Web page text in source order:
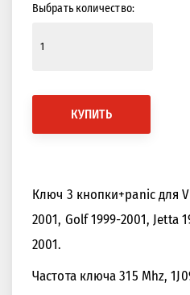
Выбрать количество:
КУПИТЬ
Ключ 3 кнопки+panic для
2001, Golf 1999-2001, Jetta
2001.
Частота ключа 315 Mhz,